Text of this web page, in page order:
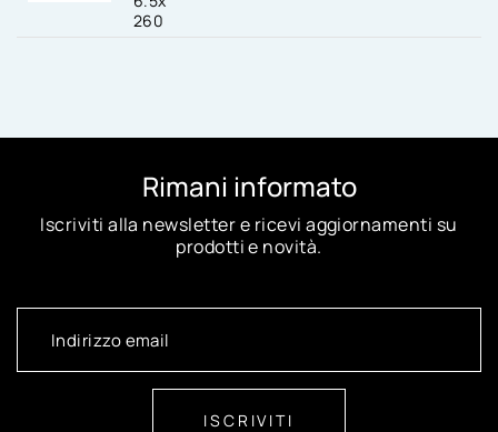
260
Rimani informato
Iscriviti alla newsletter e ricevi aggiornamenti su
prodotti e novità.
ISCRIVITI